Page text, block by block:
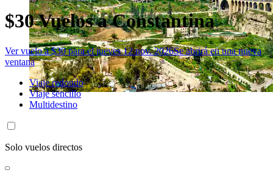
$30 Vuelos a Constantina
Ver vuelo a $30 para el jueves 12 nov. 2026Se abrirá en una nueva
ventana
Viaje redondo
Viaje sencillo
Multidestino
Solo vuelos directos